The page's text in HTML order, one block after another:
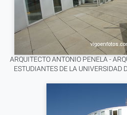
ARQUITECTO ANTONIO PENELA -
ESTUDIANTES DE LA UNIVERSIDAD